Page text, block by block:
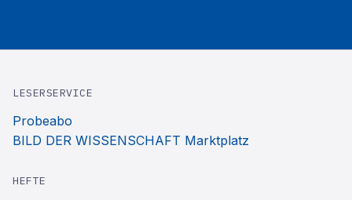
LESERSERVICE
Probeabo
BILD DER WISSENSCHAFT Marktplatz
HEFTE